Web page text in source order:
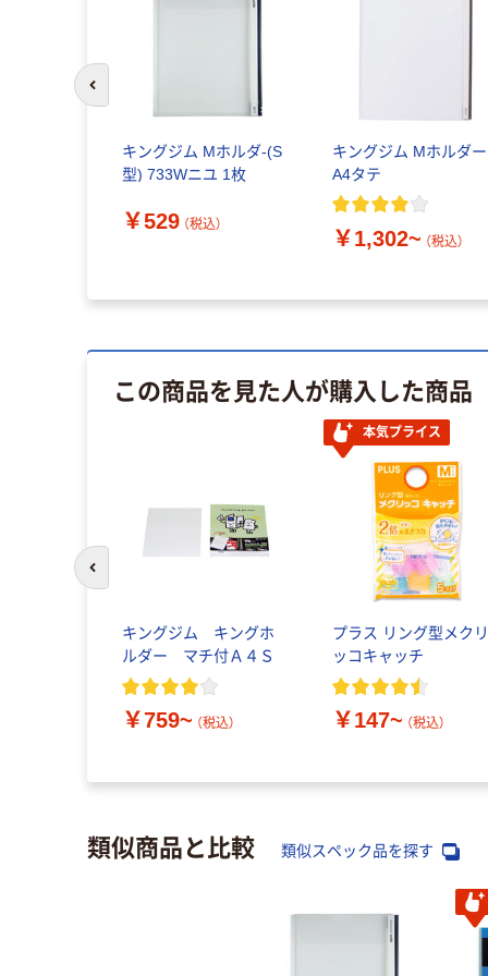
キングジム Mホルダ-(S
型) 733Wニユ 1枚
￥529 （税込）
キングジム Mホルダー
A4タテ
￥1,302~ （税込）
この商品を見た人が購入した商品
キングジム キングホ
ルダー マチ付Ａ４Ｓ
￥759~ （税込）
本気プライス
プラス リング型メク
ッコキャッチ
￥147~ （税込）
前のスライドへ
類似商品と比較 類似スペック品を探す